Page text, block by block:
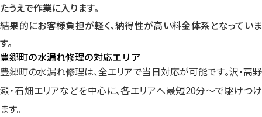
たうえで作業に入ります。
結果的にお客様負担が軽く、納得性が高い料金体系となっていま
す。
豊郷町の水漏れ修理の対応エリア
豊郷町の水漏れ修理は、全エリアで当日対応が可能です。沢・高野
瀬・石畑エリアなどを中心に、各エリアへ最短20分～で駆けつけ
ます。